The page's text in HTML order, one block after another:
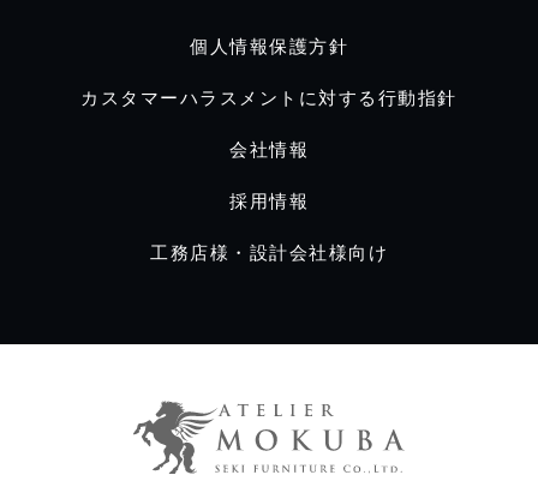
個人情報保護方針
カスタマーハラスメントに対する行動指針
会社情報
採用情報
工務店様・設計会社様向け